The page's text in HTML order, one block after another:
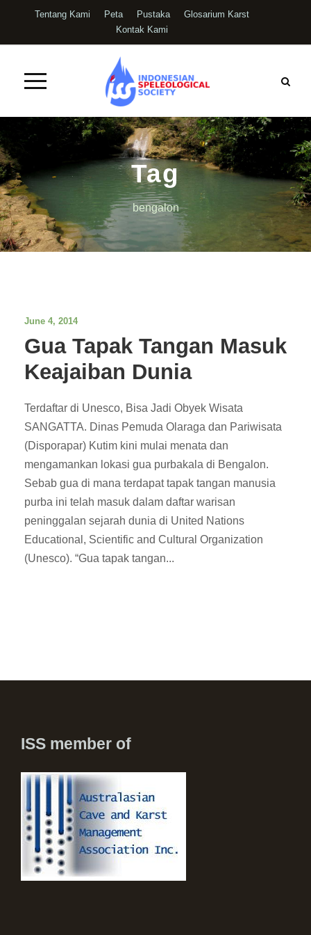
Tentang Kami Peta Pustaka
Glosarium Karst
Kontak Kami
Tag
bengalon
June 4, 2014
Gua Tapak Tangan Masuk
Keajaiban Dunia
Terdaftar di Unesco, Bisa Jadi Obyek Wisata
SANGATTA. Dinas Pemuda Olaraga dan Pariwisata
(Disporapar) Kutim kini mulai menata dan
mengamankan lokasi gua purbakala di Bengalon.
Sebab gua di mana terdapat tapak tangan manusia
purba ini telah masuk dalam daftar warisan
peninggalan sejarah dunia di United Nations
Educational, Scientific and Cultural Organization
(Unesco). “Gua tapak tangan...
ISS member of